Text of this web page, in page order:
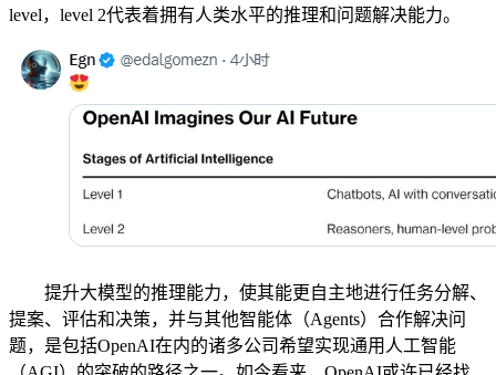
level，level 2代表着拥有人类水平的推理和问题解决能力。
提升大模型的推理能力，使其能更自主地进行任务分解、
提案、评估和决策，并与其他智能体（Agents）合作解决问
题，是包括OpenAI在内的诸多公司希望实现通用人工智能